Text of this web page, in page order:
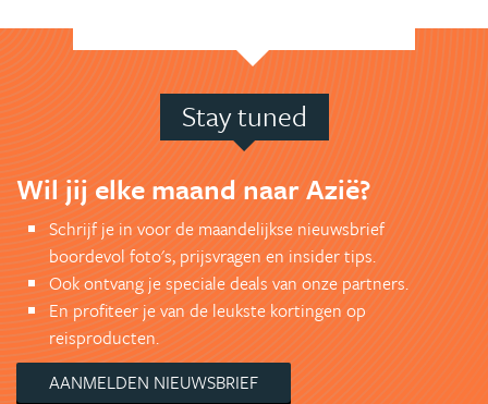
Stay tuned
Wil jij elke maand naar Azië?
Schrijf je in voor de maandelijkse nieuwsbrief
boordevol foto's, prijsvragen en insider tips.
Ook ontvang je speciale deals van onze partners.
En profiteer je van de leukste kortingen op
reisproducten.
AANMELDEN NIEUWSBRIEF